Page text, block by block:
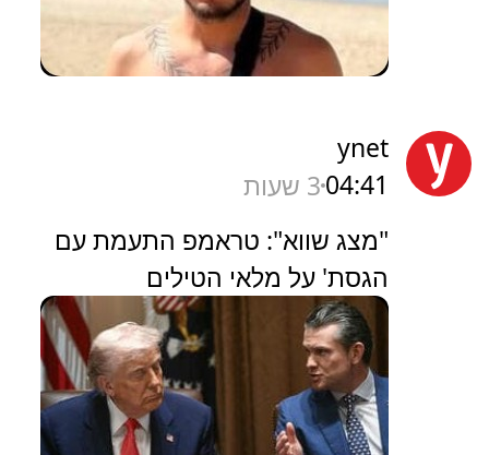
ynet
04:413 שעות
"מצג שווא": טראמפ התעמת עם
הגסת' על מלאי הטילים